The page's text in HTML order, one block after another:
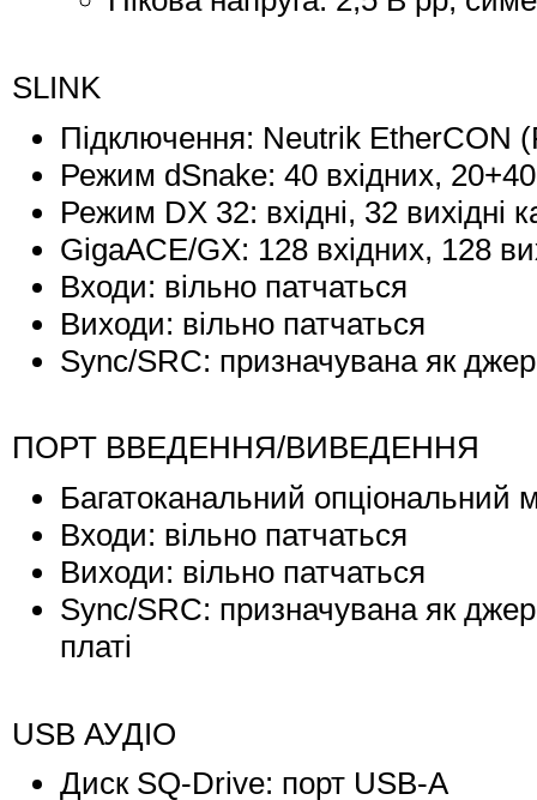
SLINK
Підключення: Neutrik EtherCON
Режим dSnake: 40 вхідних,
Режим DX 32: вхідні, 32 вихідні
GigaACE/GX: 128 вхідних, 128
Входи: вільно патчаться
Виходи: вільно патчаться
Sync/SRC: призначувана як
ПОРТ ВВЕДЕННЯ/ВИВЕДЕННЯ
Багатоканальний опціональний
Входи: вільно патчаться
Виходи: вільно патчаться
Sync/SRC: призначувана як
платі
USB АУДІО
Диск SQ-Drive: порт USB-A